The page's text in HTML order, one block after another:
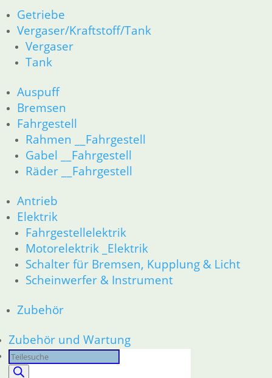
Getriebe
Vergaser/Kraftstoff/Tank
Vergaser
Tank
Auspuff
Bremsen
Fahrgestell
Rahmen __Fahrgestell
Gabel __Fahrgestell
Räder __Fahrgestell
Antrieb
Elektrik
Fahrgestellelektrik
Motorelektrik _Elektrik
Schalter für Bremsen, Kupplung & Licht
Scheinwerfer & Instrument
Zubehör
Zubehör und Wartung
Products
search
Vergaser
Auspuff
Fahrgestell
Rahmen __Fahrgestell
Gabel __Fahrgestell
Räder __Fahrgestell
Antrieb
Fahrgestellelektrik
Motorelektrik _Elektrik
Schalter für Bremsen, Kupplung & Licht
Scheinwerfer & Instrument
Zubehör
Zubehör und Wartung
Products
search
Bremsleitung rechts R 45 R 65